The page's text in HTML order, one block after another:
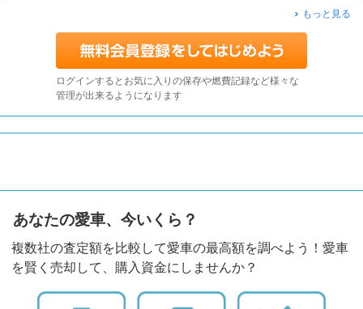
もっと見る
ログインするとお気に入りの保存や燃費記録など様々な
管理が出来るようになります
あなたの愛車、今いくら？
複数社の査定額を比較して愛車の最高額を調べよう！愛車
を賢く売却して、購入資金にしませんか？